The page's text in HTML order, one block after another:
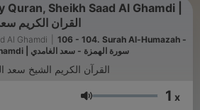
Quran, Sheikh Saad Al Ghamdi |
القران الكريم
Al Ghamdi
106 - 104. Surah Al-Humazah -
Saad Al-Ghamdi | سورة الهمزة - سعد الغامدي
القرآن الكريم الشيخ سعد
Volumen 1 x